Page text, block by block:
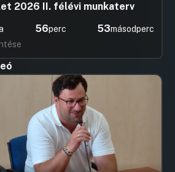
2026 II. félévi munkaterv
56perc 53másodperc